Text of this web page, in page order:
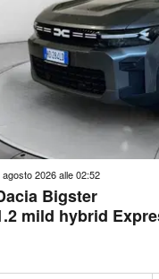
agosto 2026 alle 02:52
Bigster
mild hybrid